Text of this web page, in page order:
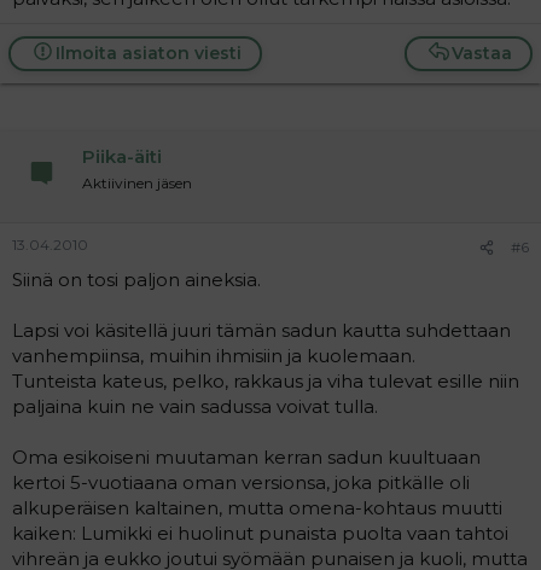
Vastaa
Ilmoita asiaton viesti
Piika-äiti
Aktiivinen jäsen
13.04.2010 #6
Siinä on tosi paljon aineksia.
Lapsi voi käsitellä juuri tämän sadun kautta suhdettaan
vanhempiinsa, muihin ihmisiin ja kuolemaan.
Tunteista kateus, pelko, rakkaus ja viha tulevat esille niin
paljaina kuin ne vain sadussa voivat tulla.
Oma esikoiseni muutaman kerran sadun kuultuaan
kertoi 5-vuotiaana oman versionsa, joka pitkälle oli
alkuperäisen kaltainen, mutta omena-kohtaus muutti
kaiken: Lumikki ei huolinut punaista puolta vaan tahtoi
vihreän ja eukko joutui syömään punaisen ja kuoli, mutta